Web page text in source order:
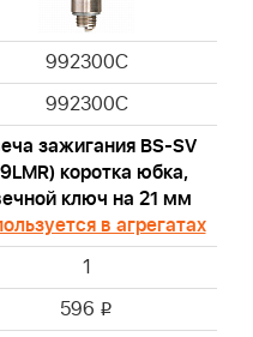
992300C
992300C
зажигания BS-SV
коротка юбка,
ключ на 21 мм
в агрегатах
1
596 i